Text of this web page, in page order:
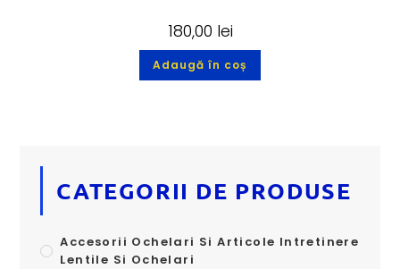
180,00 lei
Adaugă în coș
CATEGORII DE PRODUSE
Accesorii Ochelari Si Articole Intretinere
Lentile Si Ochelari